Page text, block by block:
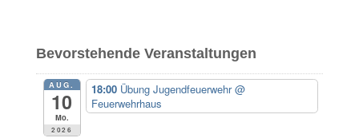
n
n
Bevorstehende Veranstaltungen
AUG.
10
Mo.
2026
18:00 Übung Jugendfeuerwehr@
Feuerwehrhaus